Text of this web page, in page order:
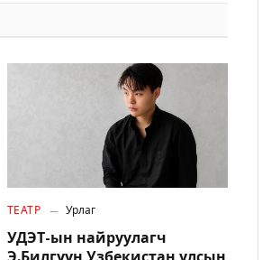
ТЕАТР Урлаг
УДЭТ-ын найруулагч
Э.Билгүүн Узбекистан улсын